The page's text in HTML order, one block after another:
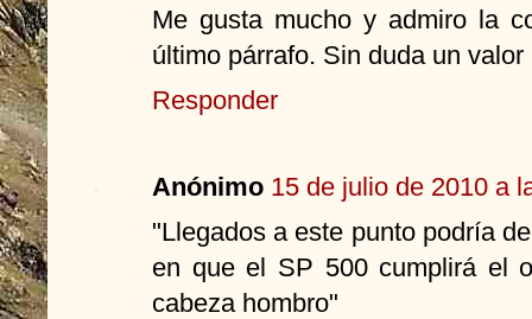
Me gusta mucho y admiro la
último párrafo. Sin duda un valor
Responder
Anónimo 15 de julio de 2010 a
"Llegados a este punto podría
en que el SP 500 cumplirá el
cabeza hombro"